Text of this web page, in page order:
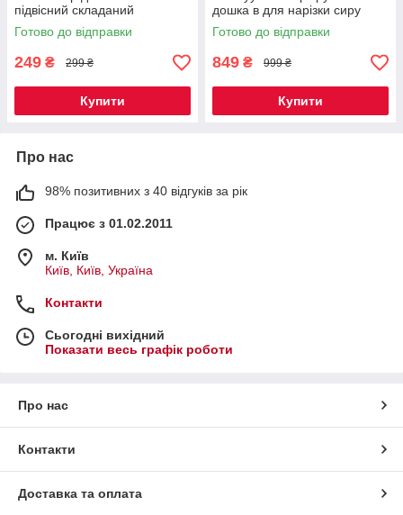
підвісний складаний
Готово до відправки
249 ₴ 299 ₴
Купити
дошка в для нарізки сиру
Готово до відправки
849 ₴ 999 ₴
Купити
Про нас
98% позитивних з 40 відгуків за рік
Працює з 01.02.2011
м. Київ
Київ, Київ, Україна
Контакти
Сьогодні вихідний
Показати весь графік роботи
Про нас
Контакти
Доставка та оплата